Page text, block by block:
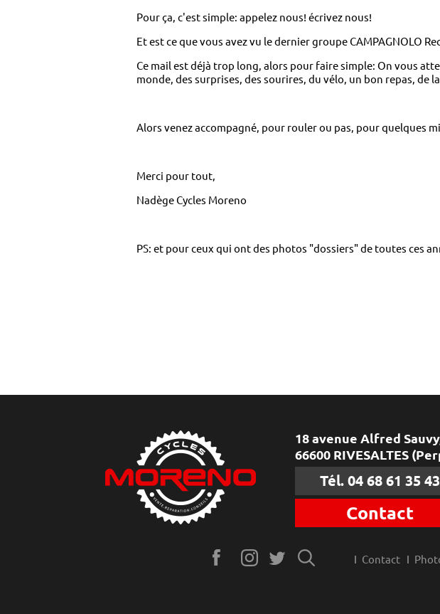
Pour ça, c'est simple: appelez nous! écrivez nous!
Et est ce que vous avez vu le dernier groupe CAMPAGNOLO
Ce mail est déjà trop long, alors pour faire simple: On vous
monde, des surprises, des sourires, du vélo, un bon repas,
Alors venez accompagné, pour rouler ou pas, pour quelques
Merci pour tout,
Nadège Cycles Moreno
PS: et pour ceux qui ont des photos "dossiers" de toutes ces
18 avenue Alfred
66600 RIVESALTES
Tél. 04 68 61 35 43
Contact
Contact